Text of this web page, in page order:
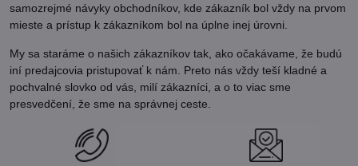
samozrejmé návyky obchodníkov, kde zákazník bol vždy na prvom
mieste a prístup k zákazníkom bol na úplne inej úrovni.
My sa staráme o našich zákazníkov tak, ako očakávame, že budú
iní predajcovia pristupovať k nám. Preto nás vždy teší kladné a
pochvalné slovko od vás, milí zákazníci, a o to viac sme
presvedčení, že sme na správnej ceste.